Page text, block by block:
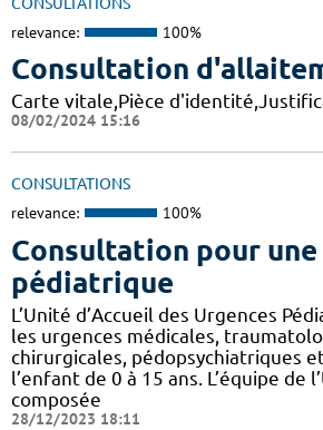
relevance: 100%
Consultation
Carte vitale,Pièce
08/02/2024 15:16
CONSULTATIONS
relevance: 100%
Consultation pour une
pédiatrique
L’Unité d’Accueil des Urgences
les urgences médicales,
chirurgicales, pédopsychiatriques
l’enfant de 0 à 15 ans. L’équipe de
composée
28/12/2023 18:11